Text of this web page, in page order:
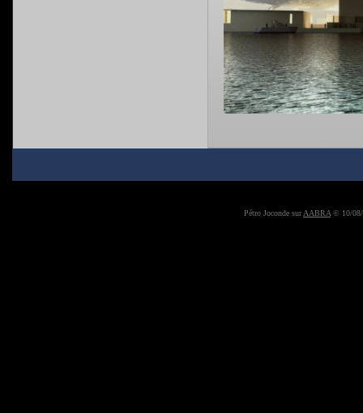
Pétro Joconde surAABRA © 10/